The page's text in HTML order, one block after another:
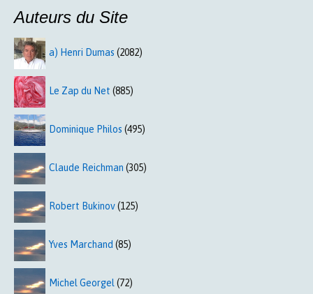
Auteurs du Site
a) Henri Dumas (2082)
Le Zap du Net (885)
Dominique Philos (495)
Claude Reichman (305)
Robert Bukinov(125)
Yves Marchand (85)
Michel Georgel (72)